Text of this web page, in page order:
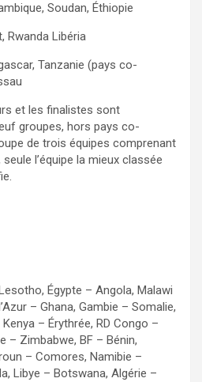
Soudan, Éthiopie
Rwanda Libéria
Tanzanie (pays co-
et les finalistes sont
groupes, hors pays co-
de trois équipes comprenant
l’équipe la mieux classée
Égypte – Angola, Malawi
– Ghana, Gambie – Somalie,
– Érythrée, RD Congo –
– Zimbabwe, BF – Bénin,
– Comores, Namibie –
Libye – Botswana, Algérie –